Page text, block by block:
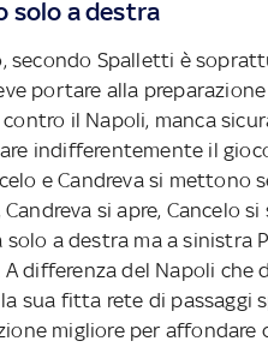
solo a destra
secondo Spalletti è
portare alla
il Napoli, manca
indifferentemente il
e Candreva si mettono
si apre, Cancelo si
a destra ma a sinistra
differenza del Napoli che
sua fitta rete di passaggi
migliore per affondare